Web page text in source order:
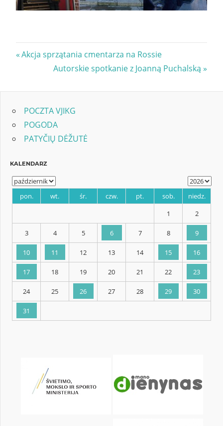
Nawigacja
wpisu
Previous
Akcja sprzątania cmentarza na Rossie
Next
Autorskie spotkanie z Joanną Puchalską
POCZTA VJIKG
POGODA
PATYČIŲ DĖŽUTĖ
KALENDARZ